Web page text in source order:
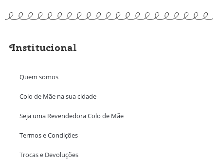
Institucional
Quem somos
Colo de Mãe na sua cidade
Seja uma Revendedora Colo de Mãe
Termos e Condições
Trocas e Devoluções